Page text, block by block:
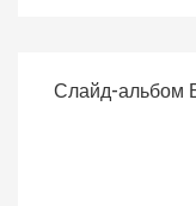
Слайд-альбом